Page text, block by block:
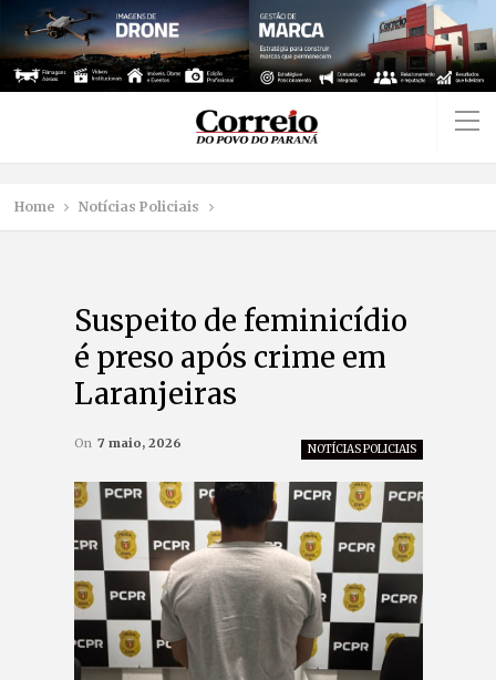
Home Notícias Policiais
Suspeito de feminicídio
é preso após crime em
Laranjeiras
NOTÍCIAS POLICIAIS
On 7 maio, 2026